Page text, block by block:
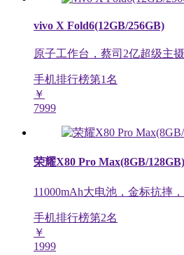
vivo X Fold6(12GB/256GB)
原子工作台，蔡司2亿超级主
手机排行榜第1名
￥
7999
荣耀X80 Pro Max(8GB/128GB)
11000mAh大电池，金标抗摔
手机排行榜第2名
￥
1999